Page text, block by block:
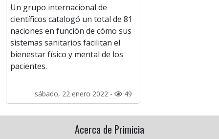
Un grupo internacional de
científicos catalogó un total de 81
naciones en función de cómo sus
sistemas sanitarios facilitan el
bienestar físico y mental de los
pacientes.
sábado, 22 enero 2022 - 49
Acerca de Primicia